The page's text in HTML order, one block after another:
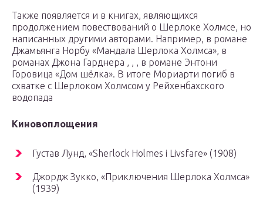
Также появляется и в книгах, являющихся
продолжением повествований о Шерлоке Холмсе, но
написанных другими авторами. Например, в романе
Джамьянга Норбу «Мандала Шерлока Холмса», в
романах Джона Гарднера , , , в романе Энтони
Горовица «Дом шёлка». В итоге Мориарти погиб в
схватке с Шерлоком Холмсом у Рейхенбахского
водопада
Киновоплощения
Густав Лунд, «Sherlock Holmes i Livsfare» (1908)
Джордж Зукко, «Приключения Шерлока Холмса»
(1939)